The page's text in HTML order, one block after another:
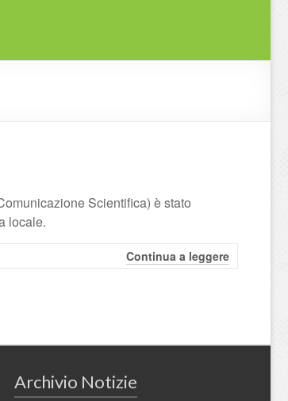
Scientifica) è stato
locale.
Continua a leggere
Archivio Notizie